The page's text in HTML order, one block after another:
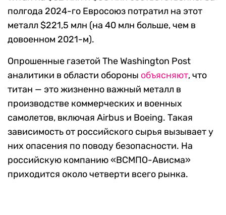
полгода 2024-го Евросоюз потратил на этот
металл $221,5 млн (на 40 млн больше, чем в
довоенном 2021-м).
Опрошенные газетой The Washington Post
аналитики в области обороны объясняют, что
титан — это жизненно важный металл в
производстве коммерческих и военных
самолетов, включая Airbus и Boeing. Такая
зависимость от российского сырья вызывает у
них опасения по поводу безопасности. На
российскую компанию «ВСМПО-Ависма»
приходится около четверти всего рынка.